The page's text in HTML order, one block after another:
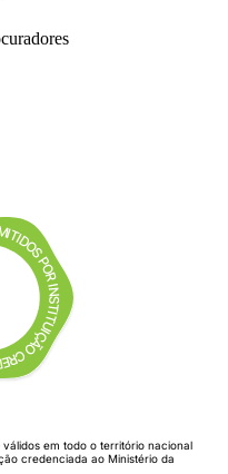
da Extinção do Processo
do Processo
em todo o território nacional
credenciada ao Ministério da